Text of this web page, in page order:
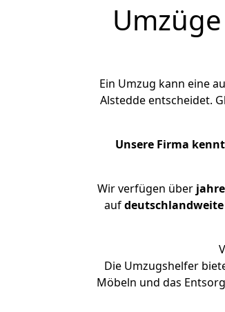
Ein Umzug kann eine
Alstedde entscheidet.
Unsere Firma
Wir verfügen über
auf
Die Umzugshelfer
Möbeln und das